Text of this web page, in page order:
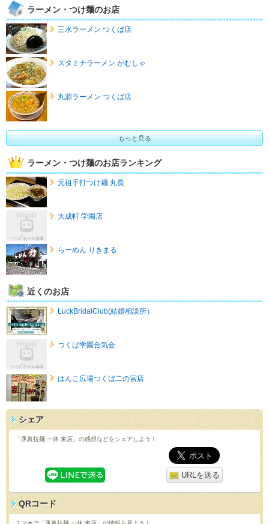
ラーメン・つけ麺のお店
三水ラーメン つくば店
スタミナラーメン がむしゃ
丸源ラーメン つくば店
もっと見る
ラーメン・つけ麺のお店ランキング
元祖手打つけ麺 丸長
大成軒 学園店
らーめん りきまる
近くのお店
LuckBridalClub(結婚相談所）
つくば学園合気会
はんこ広場つくば二の宮店
シェア
「豚真拉麺 一休 東店」の感想などをシェアしよう！
URLを送る
QRコード